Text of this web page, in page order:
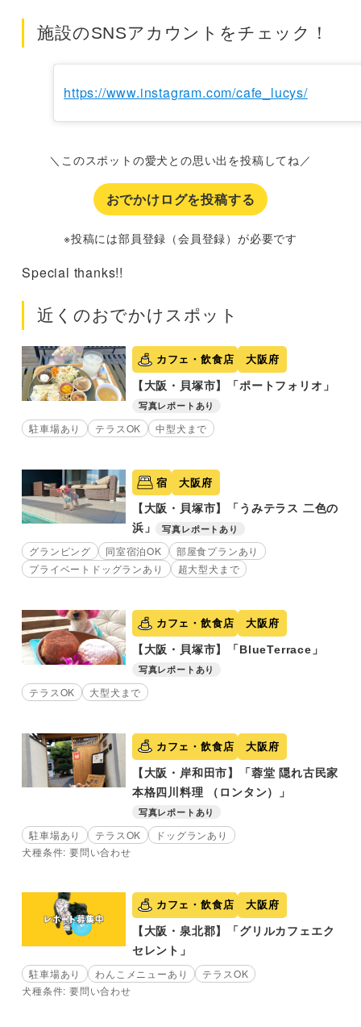
施設のSNSアカウントをチェック！
https://www.instagram.com/cafe_lucys/
＼このスポットの愛犬との思い出を投稿してね／
おでかけログを投稿する
※投稿には部員登録（会員登録）が必要です
Special thanks!!
近くのおでかけスポット
カフェ・飲食店 大阪府
【大阪・貝塚市】「ポートフォリオ」
写真レポートあり
駐車場あり テラスOK 中型犬まで
宿 大阪府
【大阪・貝塚市】「うみテラス 二色の
浜」
写真レポートあり
グランピング 同室宿泊OK
部屋食プランあり
プライベートドッグランあり
超大型犬まで
カフェ・飲食店 大阪府
【大阪・貝塚市】「BlueTerrace」
写真レポートあり
テラスOK 大型犬まで
カフェ・飲食店 大阪府
【大阪・岸和田市】「蓉堂 隠れ古民家
本格四川料理 （ロンタン）」
写真レポートあり
駐車場あり テラスOK
ドッグランあり
犬種条件: 要問い合わせ
カフェ・飲食店 大阪府
【大阪・泉北郡】「グリルカフェエク
セレント」
駐車場あり わんこメニューあり
テラスOK
犬種条件: 要問い合わせ